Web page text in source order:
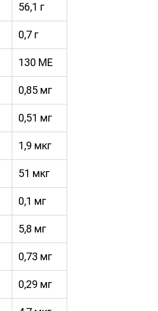
56,1 г
0,7 г
130 МЕ
0,85 мг
0,51 мг
1,9 мкг
51 мкг
0,1 мг
5,8 мг
0,73 мг
0,29 мг